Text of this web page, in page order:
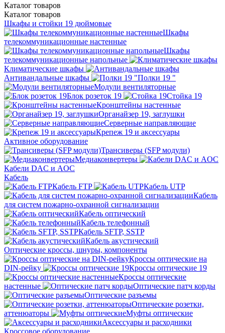
Каталог товаров
Каталог товаров
Шкафы и стойки 19 дюймовые
Шкафы
телекоммуникационные настенные
Шкафы
телекоммуникационные напольные
Климатические шкафы
Антивандальные шкафы
Полки 19 "
Модули вентиляторные
Блок розеток 19
Стойка 19
Кронштейны настенные
Органайзер 19, заглушки
Серверные направляющие
Крепеж 19 и аксессуары
Активное оборудование
Трансиверы (SFP модули)
Медиаконвертеры
Кабели DAC и AOC
Кабель
Кабель FTP
Кабель UTP
Кабель
для систем пожарно-охранной сигнализации
Кабель оптический
Кабель телефонный
Кабель SFTP, SSTP
Кабель акустический
Оптические кроссы, шнуры, компоненты
Кроссы оптические на
DIN-рейку
Кроссы оптические 19
Кроссы оптические
настенные
Оптические патч корды
Оптические разъемы
Оптические розетки,
аттенюаторы
Муфты оптические
Аксессуары и расходники
Кроссовое оборудование